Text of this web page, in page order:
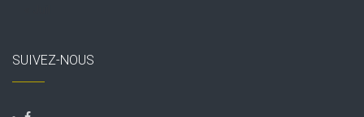
SUIVEZ-NOUS